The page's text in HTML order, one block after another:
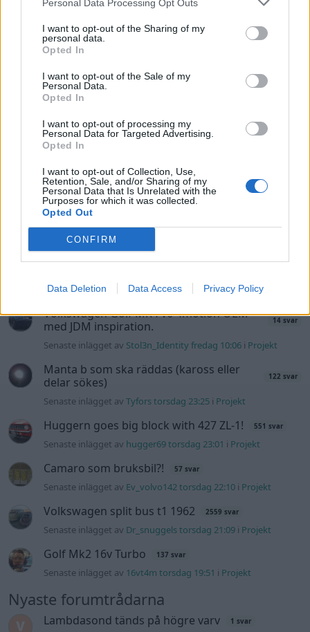
Personal Data Processing Opt Outs
I want to opt-out of the Sharing of my
personal data.
Opted In
I want to opt-out of the Sale of my
Personal Data.
Opted In
I want to opt-out of processing my
Personal Data for Targeted Advertising.
Opted In
I want to opt-out of Collection, Use,
Retention, Sale, and/or Sharing of my
Personal Data that Is Unrelated with the
Purposes for which it was collected.
Opted Out
CONFIRM
Data Deletion Data Access Privacy Policy
KenthIJ2 fredag 12:37
244 motorbyte till d5252t
Senaste inlägget av
Senaste projektinläggen
Senaste inlägget avtomhjort för 15 timmar sedaniProjekt
Senaste inlägget avRikard_Persson för 17 timmar sedan
Projekt
Vw 1956 oval prosjekt
Senaste inlägget av
900 svar
Senaste inlägget av Putteliten fredag 22:10iProjekt
Volkswagen Golf MK4 v6 4motion OEM++
med JDM inspiration.
14 svar
Senaste inlägget av Stol3n_Identity fredag 10:06 i Projekt
Manta b som ska räddas (kaross eller
delar sökes)
122 svar
Senaste inlägget avTyfors torsdag 23:25 i Projekt
Huggern goes big block with 427 ZL-1! 551 svar
Senaste inlägget av hugger69 torsdag 23:01 i Projekt
Camaro som bruksbil?! 57 svar
Senaste inlägget av Ev_volvo142 torsdag 22:10 i Projekt
Volkswagen split bus t1 1962 2559 svar
Senaste inlägget av Dr_snuggels torsdag 21:09 i Projekt
Golf Mk2 16v Turbo 137 svar
Senaste inlägget av 16vt4m torsdag 19:51 i Projekt
Nyaste forumtrådarna
Lambdasond tänds på högre varv 1 svar